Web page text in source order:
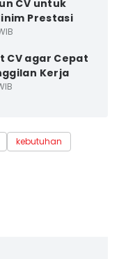
CV untuk
Prestasi
CV agar Cepat
Kerja
kebutuhan